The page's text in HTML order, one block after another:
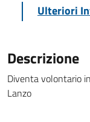
Ulteriori
Descrizione
Diventa volontario
Lanzo